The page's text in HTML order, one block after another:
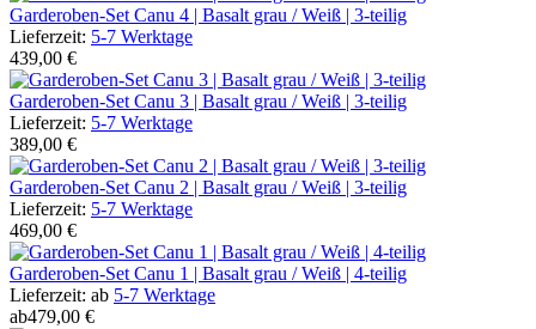
Garderoben-Set Canu 4 | Basalt grau / Weiß | 3-teilig
Lieferzeit: 5-7 Werktage
439,00 €
Garderoben-Set Canu 3 | Basalt grau / Weiß | 3-teilig
Lieferzeit: 5-7 Werktage
389,00 €
Garderoben-Set Canu 2 | Basalt grau / Weiß | 3-teilig
Lieferzeit: 5-7 Werktage
469,00 €
Garderoben-Set Canu 1 | Basalt grau / Weiß | 4-teilig
Lieferzeit: ab 5-7 Werktage
ab479,00 €